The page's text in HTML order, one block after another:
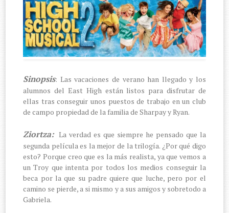
Sinopsis: Las vacaciones de verano han llegado y los
alumnos del East High están listos para disfrutar de
ellas tras conseguir unos puestos de trabajo en un club
de campo propiedad de la familia de Sharpay y Ryan.
Ziortza:La verdad es que siempre he pensado que la
segunda película es la mejor de la trilogía. ¿Por qué digo
esto? Porque creo que es la más realista, ya que vemos a
un Troy que intenta por todos los medios conseguir la
beca por la que su padre quiere que luche, pero por el
camino se pierde, a si mismo y a sus amigos y sobretodo a
Gabriela.